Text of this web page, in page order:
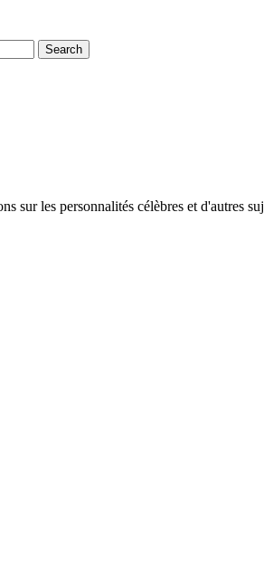
sur les personnalités célèbres et d'autres